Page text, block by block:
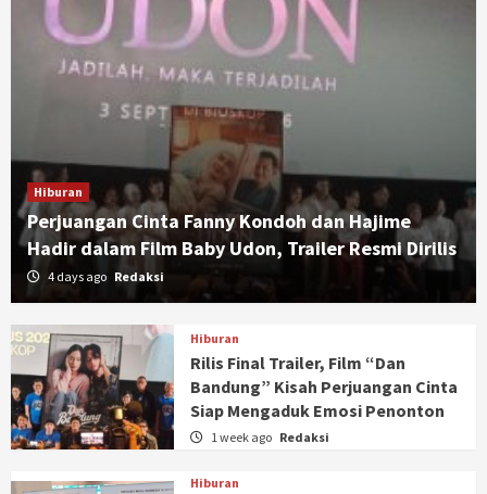
Hiburan
Perjuangan Cinta Fanny Kondoh dan Hajime
Hadir dalam Film Baby Udon, Trailer Resmi Dirilis
4 days ago Redaksi
Hiburan
Rilis Final Trailer, Film “Dan
Bandung” Kisah Perjuangan Cinta
Siap Mengaduk Emosi Penonton
1 week ago Redaksi
Hiburan